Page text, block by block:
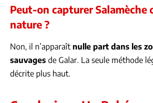
Peut-on capturer Salamèche
nature ?
Non, il n’apparaît nulle part dans les
sauvages de Galar. La seule méthode
décrite plus haut.